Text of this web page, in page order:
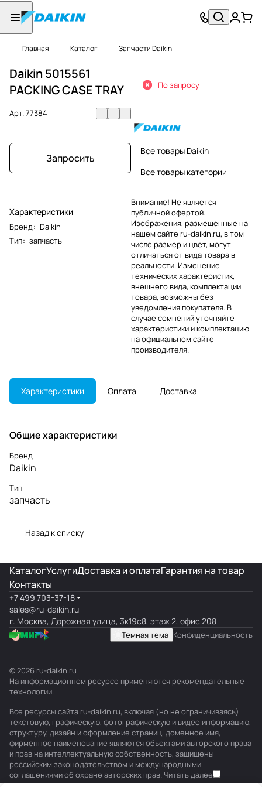
Главная Каталог Запчасти Daikin
Daikin 5015561
PACKING CASE TRAY
Арт.77384
Запросить
Характеристики
Бренд: Daikin
Тип: запчасть
По запросу
Все товары Daikin
Все товары категории
Внимание! Не является
публичной офертой.
Изображения, размещенные на
нашем сайте ru-daikin.ru, в том
числе размер и цвет, могут
отличаться от вида товара в
реальности. Изменение
технических характеристик,
внешнего вида, комплектации
товара, возможны без
уведомления покупателя. В
случае сомнений уточняйте
характеристики и комплектацию
на официальном сайте
производителя.
Характеристики Оплата Доставка
Общие характеристики
Бренд
Daikin
Тип
запчасть
Назад к списку
КаталогУслугиДоставка и оплатаГарантия на товар
Контакты
+7 499 703-37-18
sales@ru-daikin.ru
г. Москва, Дорожная улица, 3к19с8, этаж 2, офис 208
Темная тема Конфиденциальность
© 2026 ru-daikin.ru
На информационном ресурсе применяются рекомендательные
технологии.
Все ресурсы сайта ru-daikin.ru, включая (но не ограничиваясь)
текстовую, графическую, фотографическую и видео информацию,
структуру, дизайн и оформление страниц, доменное имя,
фирменное наименование являются объектами авторского права
и прав на интеллектуальную собственность, защищены
российским законодательством и международными
соглашениями об охране авторских прав. Читать далее